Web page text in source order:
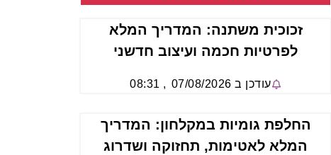
זכוכית משתנה: המדריך המלא
לפרטיות חכמה ועיצוב חדשני
עודכן ב 07/08/2026
,
08:31
החלפת גומיות במקלחון: המדריך
המלא לאטימות, תחזוקה ושדרוג